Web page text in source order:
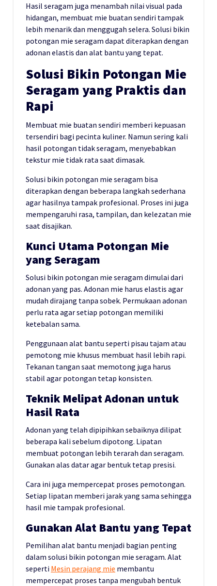
Hasil seragam juga menambah nilai visual pada
hidangan, membuat mie buatan sendiri tampak
lebih menarik dan menggugah selera. Solusi bikin
potongan mie seragam dapat diterapkan dengan
adonan elastis dan alat bantu yang tepat.
Solusi Bikin Potongan Mie
Seragam yang Praktis dan
Rapi
Membuat mie buatan sendiri memberi kepuasan
tersendiri bagi pecinta kuliner. Namun sering kali
hasil potongan tidak seragam, menyebabkan
tekstur mie tidak rata saat dimasak.
Solusi bikin potongan mie seragam bisa
diterapkan dengan beberapa langkah sederhana
agar hasilnya tampak profesional. Proses ini juga
mempengaruhi rasa, tampilan, dan kelezatan mie
saat disajikan.
Kunci Utama Potongan Mie
yang Seragam
Solusi bikin potongan mie seragam dimulai dari
adonan yang pas. Adonan mie harus elastis agar
mudah dirajang tanpa sobek. Permukaan adonan
perlu rata agar setiap potongan memiliki
ketebalan sama.
Penggunaan alat bantu seperti pisau tajam atau
pemotong mie khusus membuat hasil lebih rapi.
Tekanan tangan saat memotong juga harus
stabil agar potongan tetap konsisten.
Teknik Melipat Adonan untuk
Hasil Rata
Adonan yang telah dipipihkan sebaiknya dilipat
beberapa kali sebelum dipotong. Lipatan
membuat potongan lebih terarah dan seragam.
Gunakan alas datar agar bentuk tetap presisi.
Cara ini juga mempercepat proses pemotongan.
Setiap lipatan memberi jarak yang sama sehingga
hasil mie tampak profesional.
Gunakan Alat Bantu yang Tepat
Pemilihan alat bantu menjadi bagian penting
dalam solusi bikin potongan mie seragam. Alat
seperti Mesin perajang mie membantu
mempercepat proses tanpa mengubah bentuk